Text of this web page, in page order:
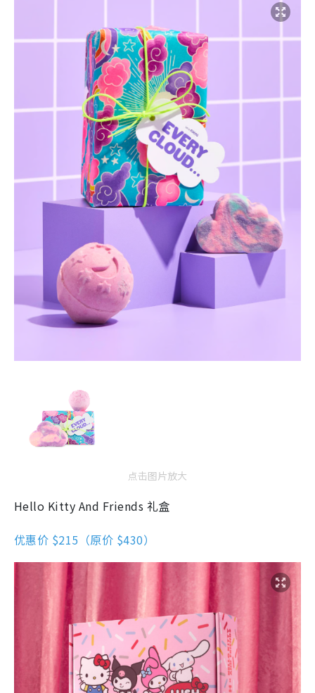
点击图片放大
Hello Kitty And Friends 礼盒
优惠价 $215（原价 $430）